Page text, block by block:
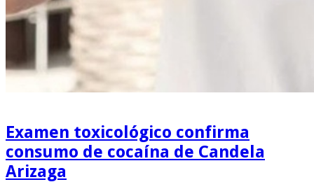
Examen toxicológico confirma
consumo de cocaína de Candela
Arizaga